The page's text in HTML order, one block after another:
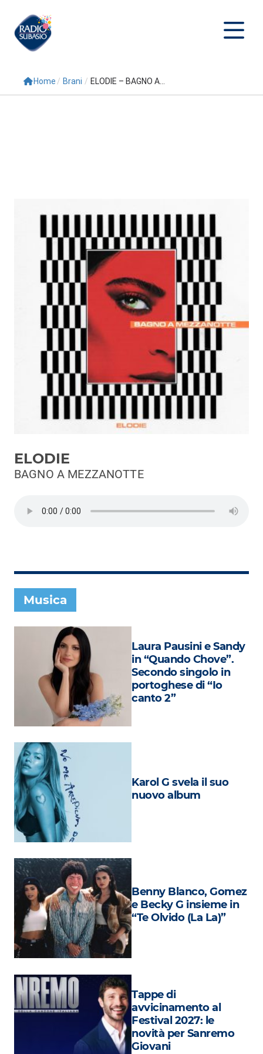
Cerca
Conduttori
Repliche
Interviste
Subasio Playlist
Radio Subasio +
Radio Suby
Foto
Speciali
Oroscopo
Radio Subasio Music Club
Sanremo 2026
News
Musica
Cultura
Attualità
Costume
Extra
Eventi
Home / Brani / ELODIE – BAGNO A...
ELODIE
BAGNO A MEZZANOTTE
Musica
Laura Pausini e Sandy
in “Quando Chove”.
Secondo singolo in
portoghese di “Io
canto 2”
Karol G svela il suo
nuovo album
Benny Blanco, Gomez
e Becky G insieme in
“Te Olvido (La La)”
Tappe di
avvicinamento al
Festival 2027: le
novità per Sanremo
Giovani